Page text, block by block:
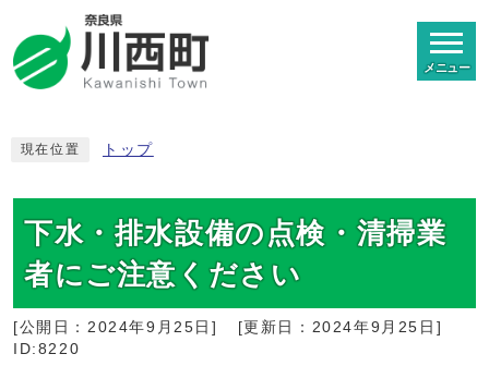
メニュー
現在位置 トップ
下水・排水設備の点検・清掃業
者にご注意ください
[公開日： 2024年9月25日 ] [更新日： 2024年9月25日 ]
ID:8220